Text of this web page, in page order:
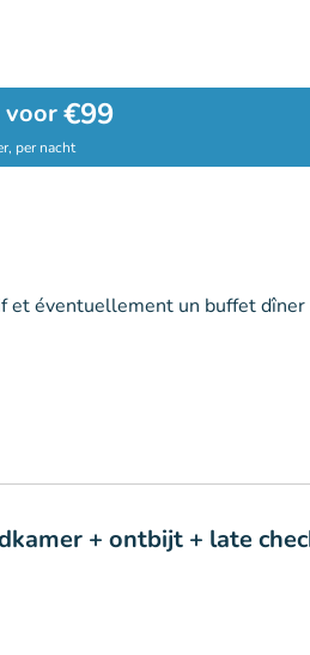
voor€99
per nacht
et éventuellement un buffet
+ ontbijt + late